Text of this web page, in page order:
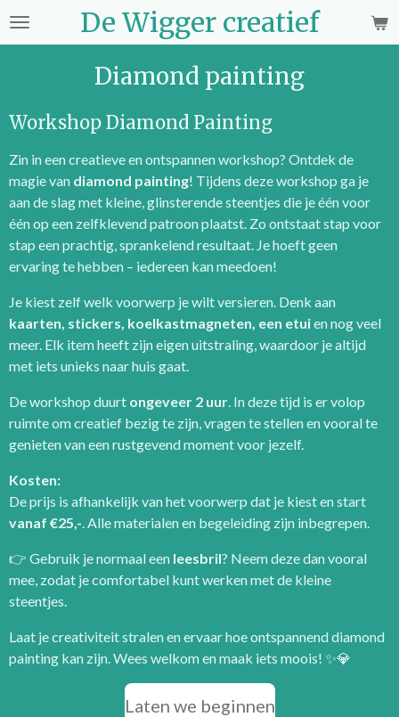
Ga
De Wigger creatief
Diamond painting
Workshop Diamond Painting
Zin in een creatieve en ontspannen workshop? Ontdek de
magie van diamond painting! Tijdens deze workshop ga je
aan de slag met kleine, glinsterende steentjes die je één voor
één op een zelfklevend patroon plaatst. Zo ontstaat stap voor
stap een prachtig, sprankelend resultaat. Je hoeft geen
ervaring te hebben – iedereen kan meedoen!
Je kiest zelf welk voorwerp je wilt versieren. Denk aan
kaarten, stickers, koelkastmagneten, een etuien nog veel
meer. Elk item heeft zijn eigen uitstraling, waardoor je altijd
met iets unieks naar huis gaat.
De workshop duurt ongeveer 2 uur. In deze tijd is er volop
ruimte om creatief bezig te zijn, vragen te stellen en vooral te
genieten van een rustgevend moment voor jezelf.
Kosten:
De prijs is afhankelijk van het voorwerp dat je kiest en start
vanaf €25,-. Alle materialen en begeleiding zijn inbegrepen.
👉 Gebruik je normaal een leesbril? Neem deze dan vooral
mee, zodat je comfortabel kunt werken met de kleine
steentjes.
Laat je creativiteit stralen en ervaar hoe ontspannend diamond
painting kan zijn. Wees welkom en maak iets moois! ✨💎
Laten we beginnen